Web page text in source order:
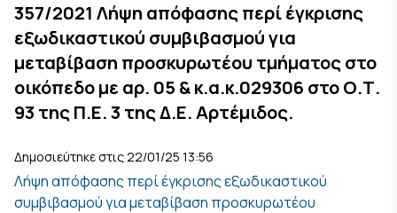
357/2021 Λήψη απόφασης περί έγκρισης
εξωδικαστικού συμβιβασμού για
μεταβίβαση προσκυρωτέου τμήματος στο
οικόπεδο με αρ. 05 & κ.α.κ.029306 στο Ο.Τ.
93 της Π.Ε. 3 της Δ.Ε. Αρτέμιδος.
Δημοσιεύτηκε στις 22/01/25 13:56
Λήψη απόφασης περί έγκρισης εξωδικαστικού
συμβιβασμού για μεταβίβαση προσκυρωτέου